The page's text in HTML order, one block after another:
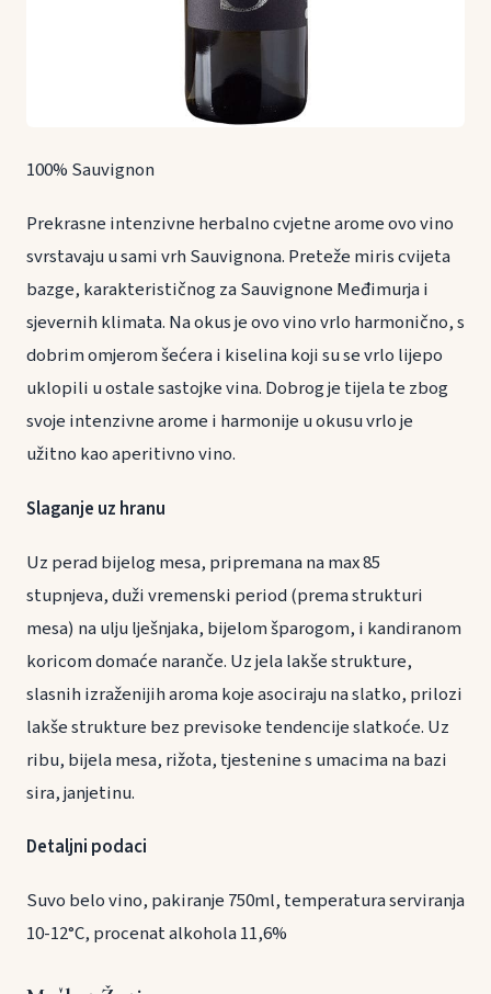
100% Sauvignon
Prekrasne intenzivne herbalno cvjetne arome ovo vino
svrstavaju u sami vrh Sauvignona. Preteže miris cvijeta
bazge, karakterističnog za Sauvignone Međimurja i
sjevernih klimata. Na okus je ovo vino vrlo harmonično, s
dobrim omjerom šećera i kiselina koji su se vrlo lijepo
uklopili u ostale sastojke vina. Dobrog je tijela te zbog
svoje intenzivne arome i harmonije u okusu vrlo je
užitno kao aperitivno vino.
Slaganje uz hranu
Uz perad bijelog mesa, pripremana na max 85
stupnjeva, duži vremenski period (prema strukturi
mesa) na ulju lješnjaka, bijelom šparogom, i kandiranom
koricom domaće naranče. Uz jela lakše strukture,
slasnih izraženijih aroma koje asociraju na slatko, prilozi
lakše strukture bez previsoke tendencije slatkoće. Uz
ribu, bijela mesa, rižota, tjestenine s umacima na bazi
sira, janjetinu.
Detaljni podaci
Suvo belo vino, pakiranje 750ml, temperatura serviranja
10-12°C, procenat alkohola 11,6%